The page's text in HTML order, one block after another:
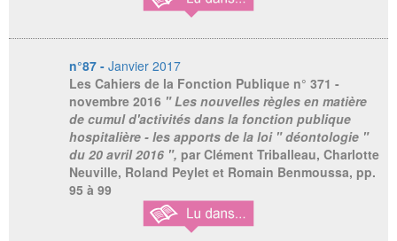
n°87 - Janvier 2017
Les Cahiers de la Fonction Publique n° 371 -
novembre 2016 " Les nouvelles règles en matière
de cumul d'activités dans la fonction publique
hospitalière - les apports de la loi " déontologie "
du 20 avril 2016 ", par Clément Triballeau, Charlotte
Neuville, Roland Peylet et Romain Benmoussa, pp.
95 à 99